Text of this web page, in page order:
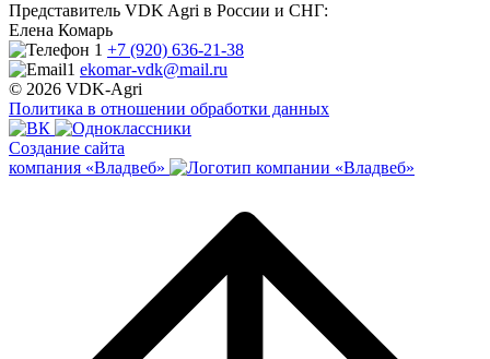
Представитель VDK Agri в России и СНГ:
Елена Комарь
+7 (920) 636-21-38
ekomar-vdk@mail.ru
© 2026 VDK-Agri
Политика в отношении обработки данных
Создание сайта
компания «Владвеб»